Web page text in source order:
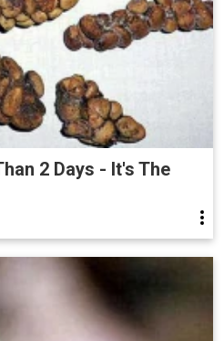
2 Days - It's The